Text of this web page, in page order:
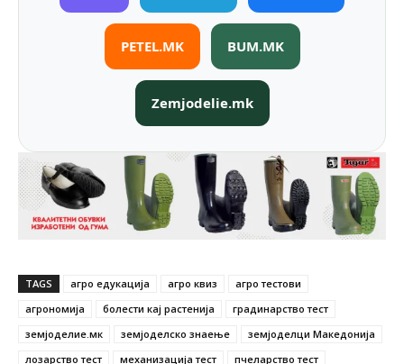
PETEL.MK BUM.MK
Zemjodelie.mk
TAGS агро едукација агро квиз
агро тестови
агрономија
болести кај растенија
градинарство тест
земјоделие.мк
земјоделско знаење
земјоделци Македонија
лозарство тест
механизација тест
пчеларство тест